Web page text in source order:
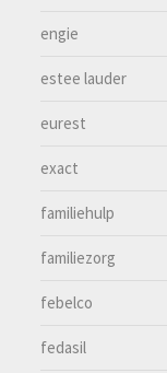
engie
estee lauder
eurest
exact
familiehulp
familiezorg
febelco
fedasil